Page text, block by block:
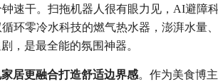
钟速干。扫拖机器人很有眼力见，AI避障
环零冷水科技的燃气热水器，澎湃水量
，是最全能的氛围神器。
居更融合打造舒适边界感。作为美食博